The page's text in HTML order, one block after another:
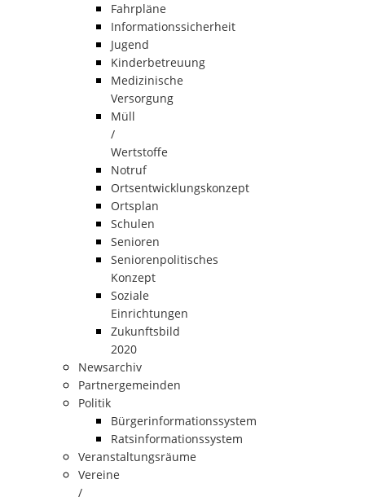
Fahrpläne
Informationssicherheit
Jugend
Kinderbetreuung
Medizinische
Versorgung
Müll
/
Wertstoffe
Notruf
Ortsentwicklungskonzept
Ortsplan
Schulen
Senioren
Seniorenpolitisches
Konzept
Soziale
Einrichtungen
Zukunftsbild
2020
Newsarchiv
Partnergemeinden
Politik
Bürgerinformationssystem
Ratsinformationssystem
Veranstaltungsräume
Vereine
/